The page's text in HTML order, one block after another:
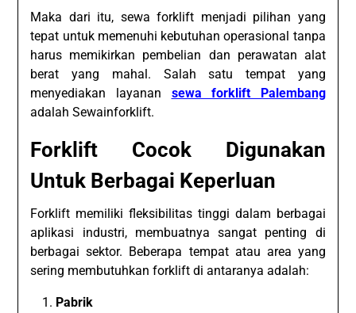
Maka dari itu, sewa forklift menjadi pilihan yang
tepat untuk memenuhi kebutuhan operasional tanpa
harus memikirkan pembelian dan perawatan alat
berat yang mahal. Salah satu tempat yang
menyediakan layanan sewa forklift Palembang
adalah Sewainforklift.
Forklift Cocok Digunakan
Untuk Berbagai Keperluan
Forklift memiliki fleksibilitas tinggi dalam berbagai
aplikasi industri, membuatnya sangat penting di
berbagai sektor. Beberapa tempat atau area yang
sering membutuhkan forklift di antaranya adalah:
Pabrik